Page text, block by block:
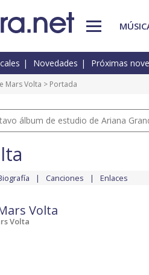
Novedades Próximas
Mars Volta > Portada
álbum de estudio de Ariana
Canciones Enlaces
Volta
Volta